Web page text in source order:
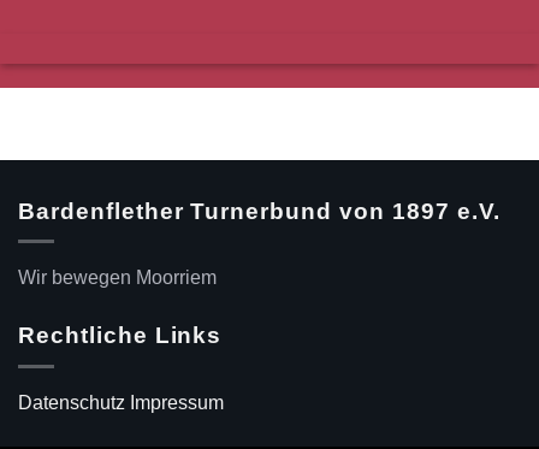
Bardenflether Turnerbund von 1897 e.V.
Wir bewegen Moorriem
Rechtliche Links
Datenschutz Impressum